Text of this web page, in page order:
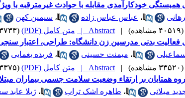
خودکارآمدی مقابله با حوادث غیرمترقبه با
، عباس عباس زاده ، سیمین کهن
(۴۰۵۱۹ مشاهده) |
Abstract | متن کامل (PDF)
(۳۷۳۳ دریافت)
بدنی مدرسین زن دانشگاه: طراحی، اعتبار سنجی
، میمنت حسینی ، فریده یغمایی
(۳۳۵۲۰ مشاهده) |
Abstract | متن کامل (PDF)
(۳۳۷۵ دریافت)
همتایان بر ارتقاء وضعیت سلامت جسمی بیماران
میلانی
، طاهره اشک تراب ، ژیلا عابد